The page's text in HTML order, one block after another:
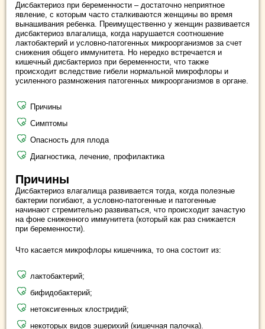
Дисбактериоз при беременности – достаточно неприятное
явление, с которым часто сталкиваются женщины во время
вынашивания ребенка. Преимущественно у женщин развивается
дисбактериоз влагалища, когда нарушается соотношение
лактобактерий и условно-патогенных микроорганизмов за счет
снижения общего иммунитета. Но нередко встречается и
кишечный дисбактериоз при беременности, что также
происходит вследствие гибели нормальной микрофлоры и
усиленного размножения патогенных микроорганизмов в органе.
Причины
Симптомы
Опасность для плода
Диагностика, лечение, профилактика
Причины
Дисбактериоз влагалища развивается тогда, когда полезные
бактерии погибают, а условно-патогенные и патогенные
начинают стремительно развиваться, что происходит зачастую
на фоне сниженного иммунитета (который как раз снижается
при беременности).
Что касается микрофлоры кишечника, то она состоит из:
лактобактерий;
бифидобактерий;
нетоксигенных клостридий;
некоторых видов эшерихий (кишечная палочка).